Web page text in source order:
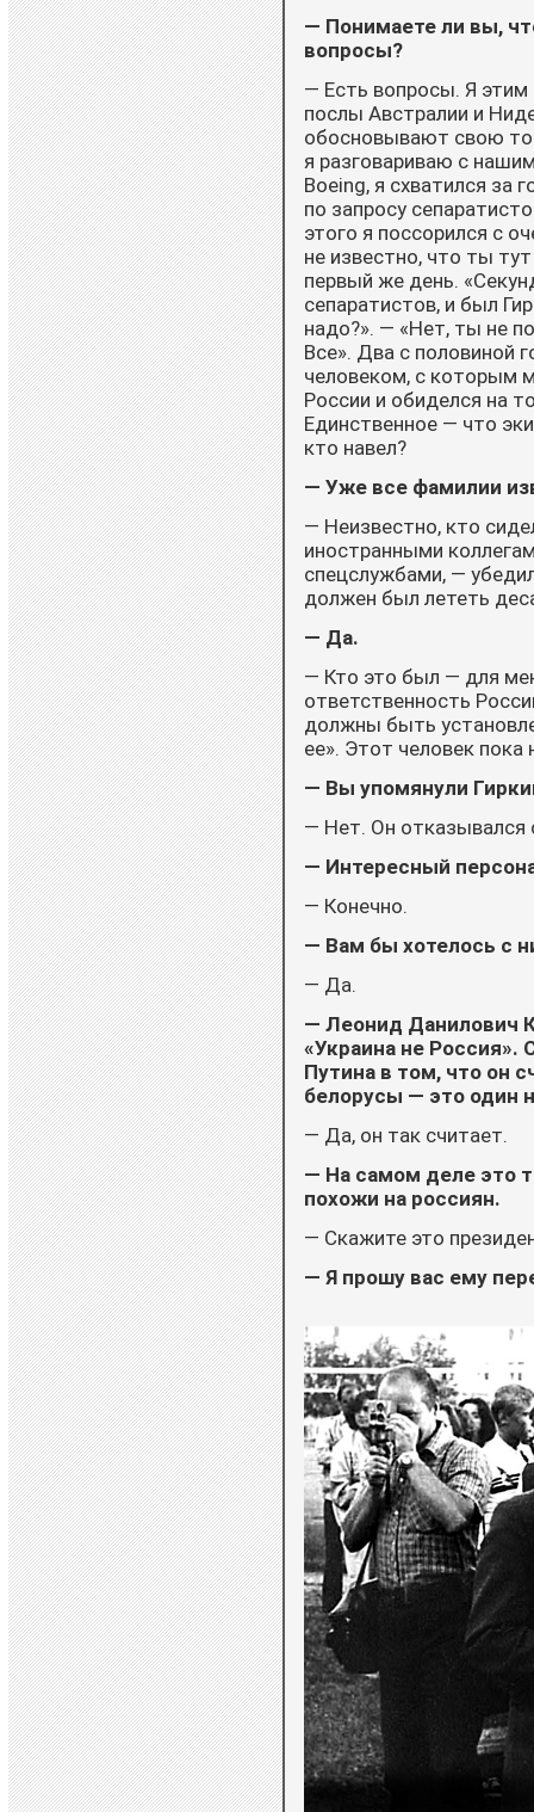
— Понимаете ли вы,
вопросы?
— Есть вопросы. Я этим
послы Австралии и
обосновывают свою
я разговариваю с
Boeing, я схватился за
по запросу
этого я поссорился с
не известно, что ты
первый же день.
сепаратистов, и был
надо?». — «Нет, ты не
Все». Два с половиной
человеком, с которым
России и обиделся на
Единственное — что
кто навел?
— Уже все фамилии
— Неизвестно, кто
иностранными
спецслужбами, —
должен был лететь
— Да.
— Кто это был — для
ответственность
должны быть
ее». Этот человек пока
— Вы упомянули
— Нет. Он отказывался
— Интересный
— Конечно.
— Вам бы хотелось с
— Да.
— Леонид Данилович
«Украина не Россия».
Путина в том, что он
белорусы — это один
— Да, он так считает.
— На самом деле это
похожи на россиян.
— Скажите это
— Я прошу вас ему